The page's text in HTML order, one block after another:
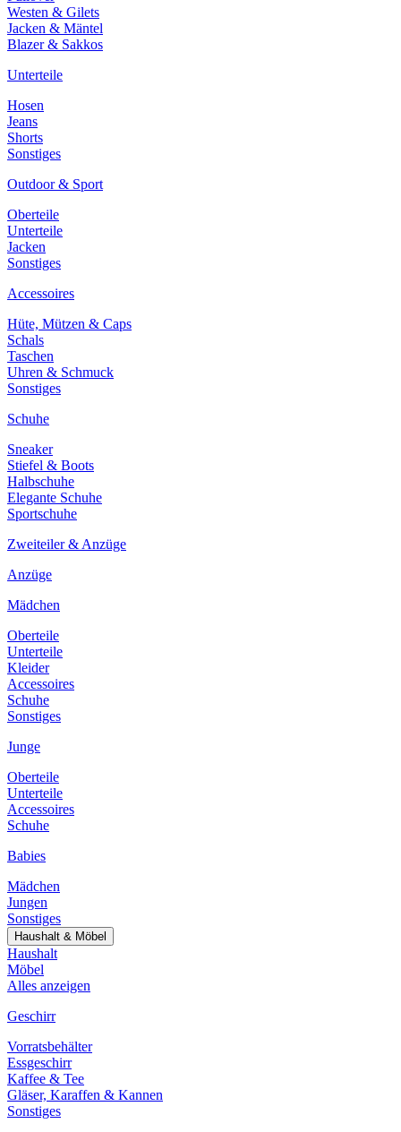
Westen & Gilets
Jacken & Mäntel
Blazer & Sakkos
Unterteile
Hosen
Jeans
Shorts
Sonstiges
Outdoor & Sport
Oberteile
Unterteile
Jacken
Sonstiges
Accessoires
Hüte, Mützen & Caps
Schals
Taschen
Uhren & Schmuck
Sonstiges
Schuhe
Sneaker
Stiefel & Boots
Halbschuhe
Elegante Schuhe
Sportschuhe
Zweiteiler & Anzüge
Anzüge
Mädchen
Oberteile
Unterteile
Kleider
Accessoires
Schuhe
Sonstiges
Junge
Oberteile
Unterteile
Accessoires
Schuhe
Babies
Mädchen
Jungen
Sonstiges
Haushalt & Möbel
Haushalt
Möbel
Alles anzeigen
Geschirr
Vorratsbehälter
Essgeschirr
Kaffee & Tee
Gläser, Karaffen & Kannen
Sonstiges